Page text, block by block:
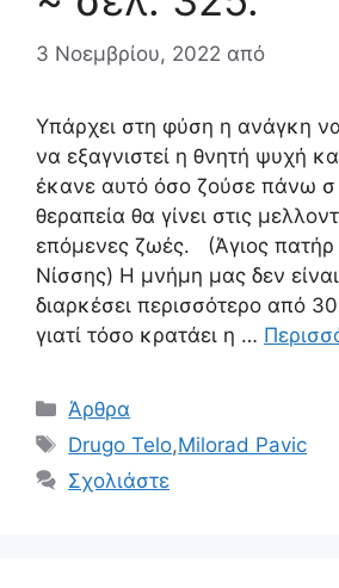
3 Νοεμβρίου, 2022 από
Υπάρχει στη φύση η ανάγκη να
να εξαγνιστεί η θνητή ψυχή
έκανε αυτό όσο ζούσε πάνω
θεραπεία θα γίνει στις
επόμενες ζωές. (Άγιος πατήρ
Νίσσης) Η μνήμη μας δεν
διαρκέσει περισσότερο από
γιατί τόσο κρατάει η …
Κατηγορίες
Άρθρα
Ετικέτες
Drugo Telo,Milorad Pavic
Σχολιάστε